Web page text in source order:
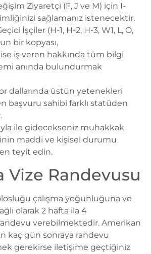
Ziyaretçi (F, J ve M) için I-
sağlamanız istenecektir.
İşçiler (H-1, H-2, H-3, W1, L, O,
bir kopyası,
iş veren hakkında tüm bilgi
anında bulundurmak
dallarında üstün yetenekleri
başvuru sahibi farklı statüden
ile gidecekseniz muhakkak
maddi ve kişisel durumu
teyit edin.
Vize Randevusu
çalışma yoğunluğuna ve
olarak 2 hafta ila 4
verebilmektedir. Amerikan
kaç gün sonraya randevu
gerekirse iletişime geçtiğiniz